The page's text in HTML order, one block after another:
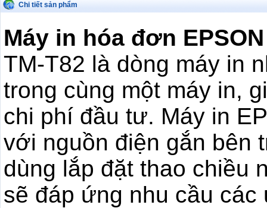
Chi tiết sản phẩm
Máy in hóa đơn
TM-T82 là dòng máy in
trong cùng một máy in,
chi phí đầu tư. Máy in
với nguồn điện gắn bên
dùng lắp đặt thao chiều
sẽ đáp ứng nhu cầu